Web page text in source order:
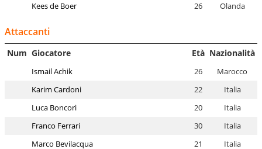
Kees de Boer
26 Olanda
Attaccanti
Num Giocatore Età Nazionalità
Ismail Achik 26
Marocco
Karim Cardoni
22
Italia
Luca Boncori
20
Italia
Franco Ferrari
30
Italia
Marco Bevilacqua
21
Italia